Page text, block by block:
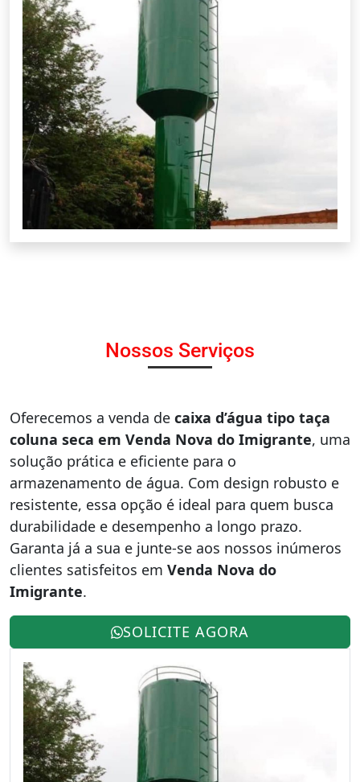
Nossos Serviços
Oferecemos a venda de caixa d’água tipo taça
coluna seca em Venda Nova do Imigrante, uma
solução prática e eficiente para o
armazenamento de água. Com design robusto e
resistente, essa opção é ideal para quem busca
durabilidade e desempenho a longo prazo.
Garanta já a sua e junte-se aos nossos inúmeros
clientes satisfeitos em Venda Nova do
Imigrante.
SOLICITE AGORA